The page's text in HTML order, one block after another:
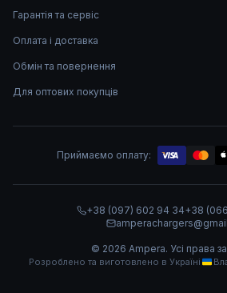
Гарантія та сервіс
Оплата і доставка
Обмін та повернення
Для оптових покупців
Приймаємо оплату:
+38 (097) 602 94 34+38
© 2026 Ampera. Усі права
Розроблено та виготовлено в Україні